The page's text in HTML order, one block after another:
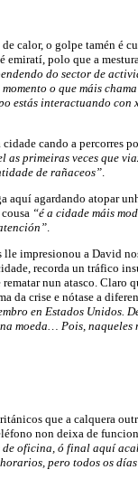
calor, o golpe tamén é
emiratí, polo que a
do sector de
o que máis
estás interactuando con
cando a percorres
as primeiras veces que
de rañaceos”
aquí agardando atopar
“é a cidade máis
lle impresionou a David
recorda un tráfico
nun atasco. Claro
da crise e nótase a
en Estados Unidos.
moeda… Pois, naqueles
que a calquera
non deixa de
de oficina, ó final aquí
pero todos os